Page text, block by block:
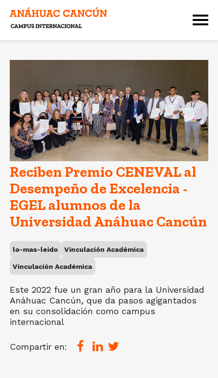
Reciben Premio CENEVAL al
Desempeño de Excelencia -
EGEL alumnos de la
Universidad Anáhuac Cancún
lo-mas-leido Vinculación Académica
Vinculación Académica
Este 2022 fue un gran año para la Universidad
Anáhuac Cancún, que da pasos agigantados
en su consolidación como campus
internacional
Compartir en: